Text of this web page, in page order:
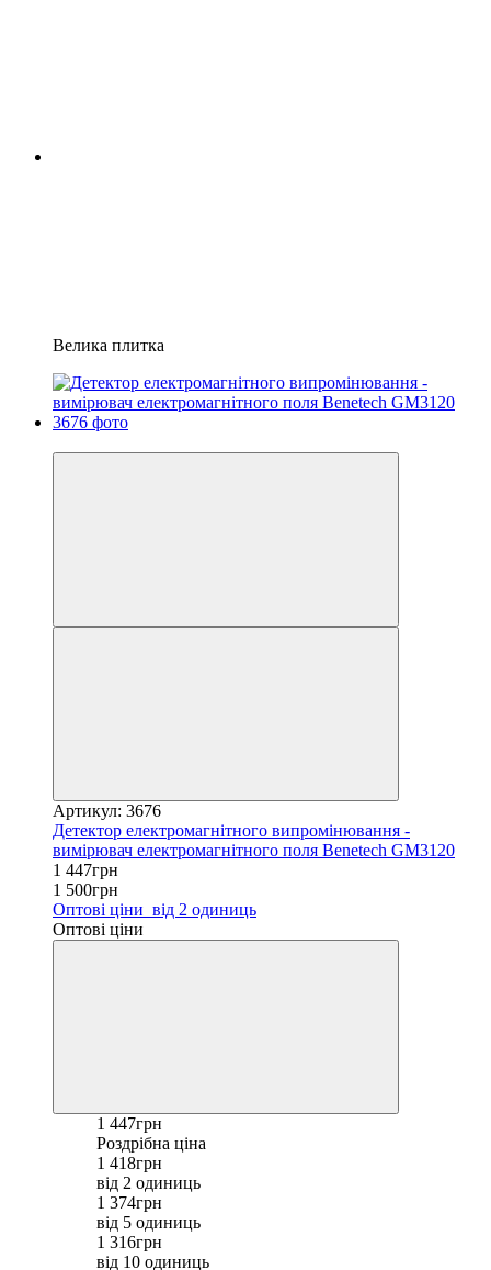
Велика плитка
Артикул: 3676
Детектор електромагнітного випромінювання -
вимірювач електромагнітного поля Benetech GM3120
1 447грн
1 500грн
Оптові ціни від 2 одиниць
Оптові ціни
1 447грн
Роздрібна ціна
1 418грн
від 2 одиниць
1 374грн
від 5 одиниць
1 316грн
від 10 одиниць